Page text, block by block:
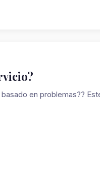
en problemas??